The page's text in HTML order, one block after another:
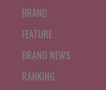
BRAND
FEATURE
BRAND NEWS
RANKING